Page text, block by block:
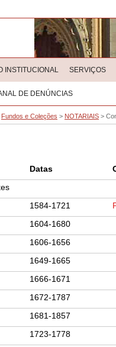
INSTITUCIONAL SERVIÇOS
DE DENÚNCIAS
Fundos e Coleções > NOTARIAIS >
Datas
1584-1721
1604-1680
1606-1656
1649-1665
1666-1671
1672-1787
1681-1857
1723-1778